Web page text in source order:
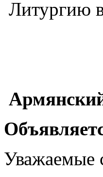
Литургию
Уважаемые